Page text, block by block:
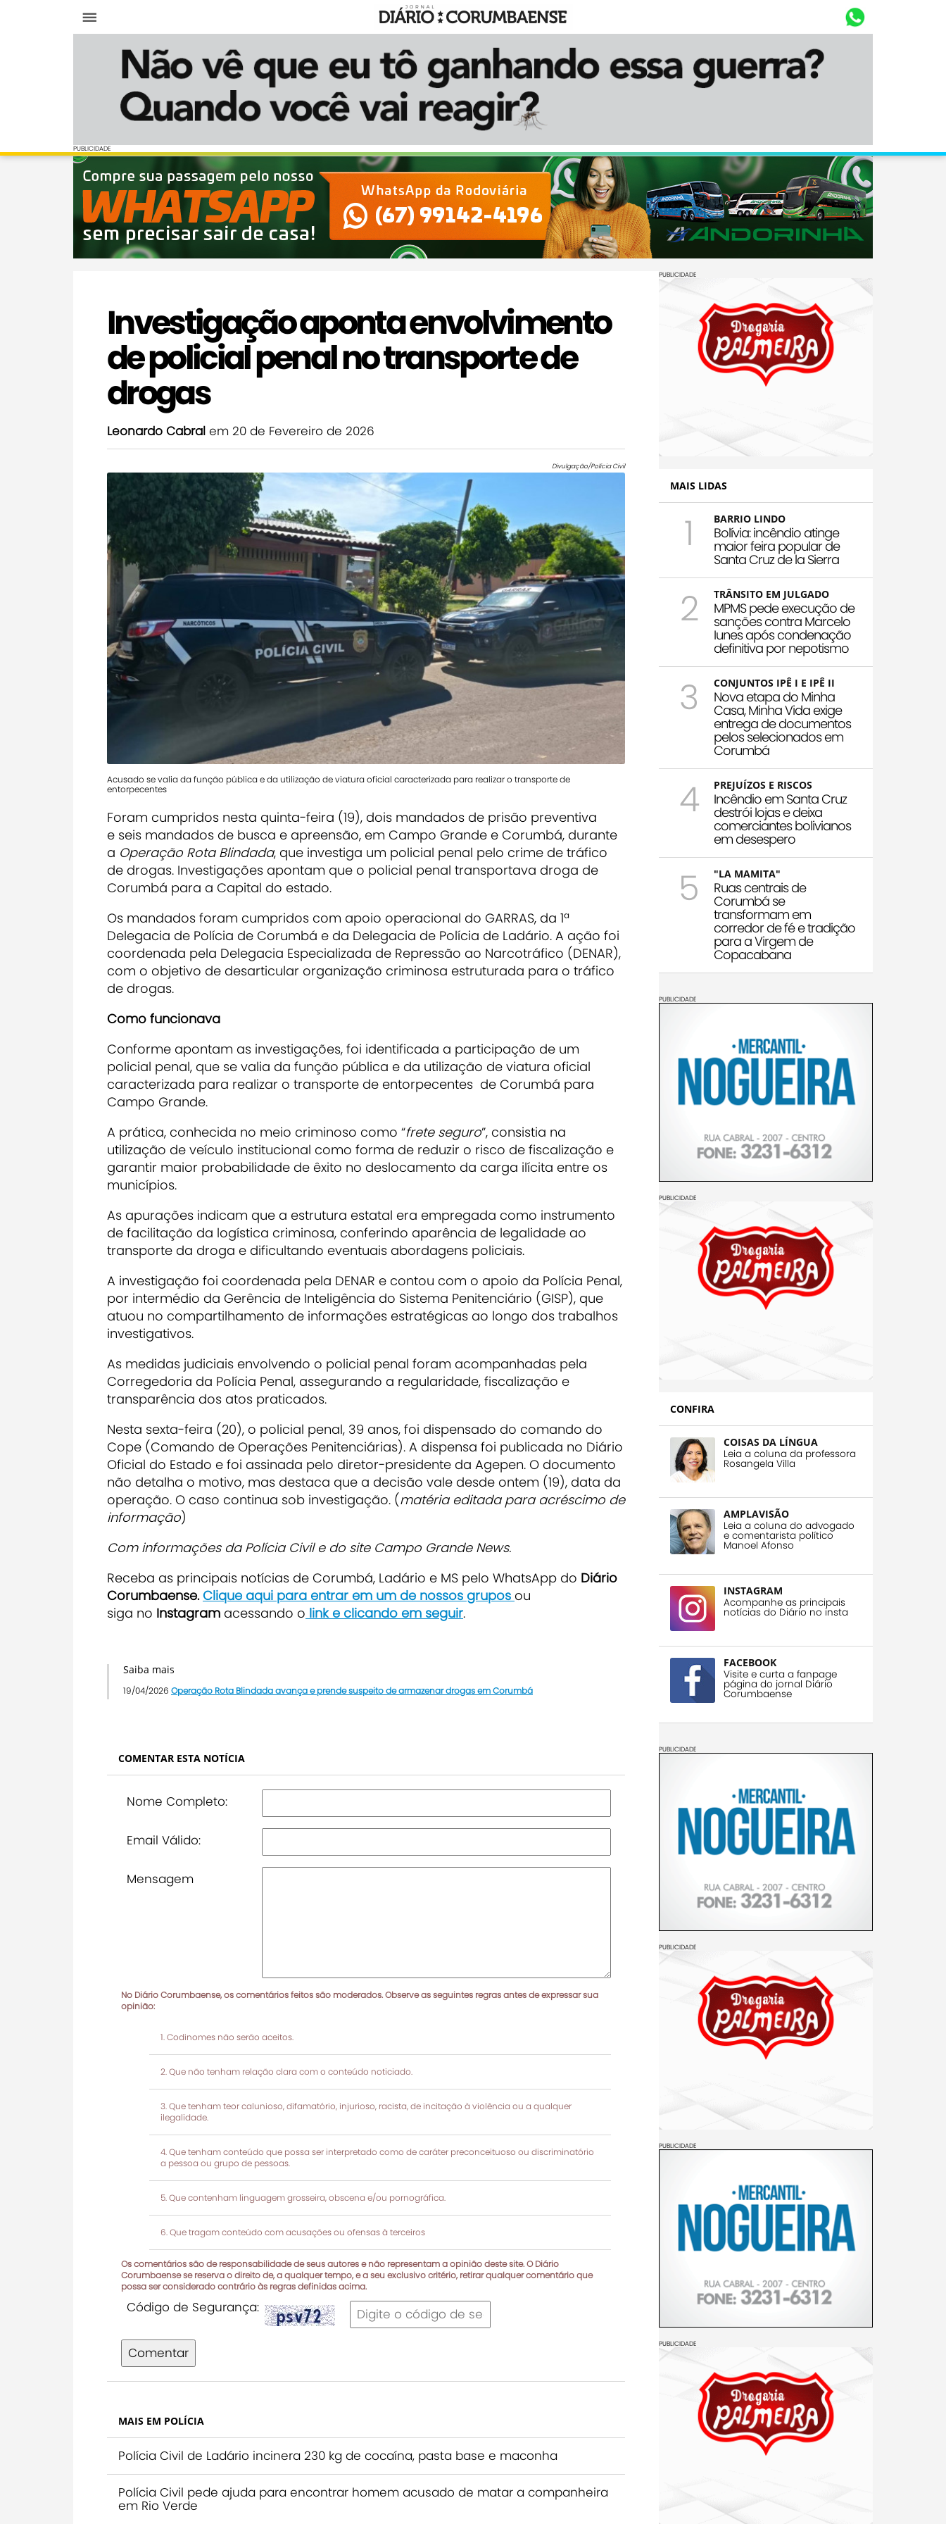
Diário Corumbaense
PUBLICIDADE
PUBLICIDADE
Investigação aponta envolvimento
de policial penal no transporte de
drogas
Leonardo Cabral em 20 de Fevereiro de 2026
Divulgação/Polícia Civil
Acusado se valia da função pública e da utilização de viatura oficial caracterizada para realizar o transporte de
entorpecentes
Foram cumpridos nesta quinta-feira (19), dois mandados de prisão preventiva
e seis mandados de busca e apreensão, em Campo Grande e Corumbá, durante
a Operação Rota Blindada, que investiga um policial penal pelo crime de tráfico
de drogas. Investigações apontam que o policial penal transportava droga de
Corumbá para a Capital do estado.
Os mandados foram cumpridos com apoio operacional do GARRAS, da 1ª
Delegacia de Polícia de Corumbá e da Delegacia de Polícia de Ladário. A ação foi
coordenada pela Delegacia Especializada de Repressão ao Narcotráfico (DENAR),
com o objetivo de desarticular organização criminosa estruturada para o tráfico
de drogas.
Como funcionava
Conforme apontam as investigações, foi identificada a participação de um
policial penal, que se valia da função pública e da utilização de viatura oficial
caracterizada para realizar o transporte de entorpecentes de Corumbá para
Campo Grande.
A prática, conhecida no meio criminoso como “frete seguro”, consistia na
utilização de veículo institucional como forma de reduzir o risco de fiscalização e
garantir maior probabilidade de êxito no deslocamento da carga ilícita entre os
municípios.
As apurações indicam que a estrutura estatal era empregada como instrumento
de facilitação da logística criminosa, conferindo aparência de legalidade ao
transporte da droga e dificultando eventuais abordagens policiais.
A investigação foi coordenada pela DENAR e contou com o apoio da Polícia Penal,
por intermédio da Gerência de Inteligência do Sistema Penitenciário (GISP), que
atuou no compartilhamento de informações estratégicas ao longo dos trabalhos
investigativos.
As medidas judiciais envolvendo o policial penal foram acompanhadas pela
Corregedoria da Polícia Penal, assegurando a regularidade, fiscalização e
transparência dos atos praticados.
Nesta sexta-feira (20), o policial penal, 39 anos, foi dispensado do comando do
Cope (Comando de Operações Penitenciárias). A dispensa foi publicada no Diário
Oficial do Estado e foi assinada pelo diretor-presidente da Agepen. O documento
não detalha o motivo, mas destaca que a decisão vale desde ontem (19), data da
operação. O caso continua sob investigação. (matéria editada para acréscimo de
informação)
Com informações da Polícia Civil e do site Campo Grande News.
Receba as principais notícias de Corumbá, Ladário e MS pelo WhatsApp do Diário
Corumbaense.Clique aqui para entrar em um de nossos grupos ou
siga no Instagram acessando o link e clicando em seguir.
Saiba mais
19/04/2026 Operação Rota Blindada avança e prende suspeito de armazenar drogas em Corumbá
COMENTAR ESTA NOTÍCIA
Nome Completo:
Email Válido:
Mensagem
No Diário Corumbaense, os comentários feitos são moderados. Observe as seguintes regras antes de expressar sua
opinião:
Codinomes não serão aceitos.
Que não tenham relação clara com o conteúdo noticiado.
Que tenham teor calunioso, difamatório, injurioso, racista, de incitação à violência ou a qualquer
ilegalidade.
Que tenham conteúdo que possa ser interpretado como de caráter preconceituoso ou discriminatório
a pessoa ou grupo de pessoas.
Que contenham linguagem grosseira, obscena e/ou pornográfica.
Que tragam conteúdo com acusações ou ofensas à terceiros
Os comentários são de responsabilidade de seus autores e não representam a opinião deste site. O Diário
Corumbaense se reserva o direito de, a qualquer tempo, e a seu exclusivo critério, retirar qualquer comentário que
possa ser considerado contrário às regras definidas acima.
Código de Segurança:
Comentar
MAIS EM POLÍCIA
Polícia Civil de Ladário incinera 230 kg de cocaína, pasta base e maconha
Polícia Civil pede ajuda para encontrar homem acusado de matar a companheira
em Rio Verde
PUBLICIDADE
MAIS LIDAS
1 BARRIO LINDO
Bolívia: incêndio atinge
maior feira popular de
Santa Cruz de la Sierra
2 TRÂNSITO EM JULGADO
MPMS pede execução de
sanções contra Marcelo
Iunes após condenação
definitiva por nepotismo
3 CONJUNTOS IPÊ I E IPÊ II
Nova etapa do Minha
Casa, Minha Vida exige
entrega de documentos
pelos selecionados em
Corumbá
4 PREJUÍZOS E RISCOS
Incêndio em Santa Cruz
destrói lojas e deixa
comerciantes bolivianos
em desespero
5 "LA MAMITA"
Ruas centrais de
Corumbá se
transformam em
corredor de fé e tradição
para a Virgem de
Copacabana
PUBLICIDADE
PUBLICIDADE
CONFIRA
COISAS DA LÍNGUA
Leia a coluna da professora
Rosangela Villa
AMPLAVISÃO
Leia a coluna do advogado
e comentarista político
Manoel Afonso
INSTAGRAM
Acompanhe as principais
notícias do Diário no insta
FACEBOOK
Visite e curta a fanpage
página do jornal Diário
Corumbaense
PUBLICIDADE
PUBLICIDADE
PUBLICIDADE
PUBLICIDADE